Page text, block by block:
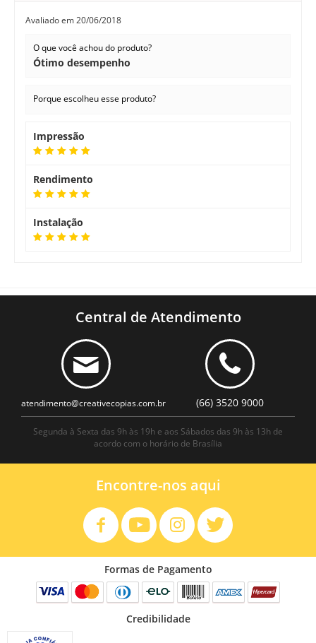
Avaliado em20/06/2018
O que você achou do produto?
Ótimo desempenho
Porque escolheu esse produto?
Impressão
Rendimento
Instalação
Central de Atendimento
atendimento@creativecopias.com.br (66) 3520 9000
Segunda à Sexta das 9h às 19h e aos Sábados das 9h às 13h de
acordo com o horário de Brasília
Encontre-nos aqui
Formas de Pagamento
Credibilidade